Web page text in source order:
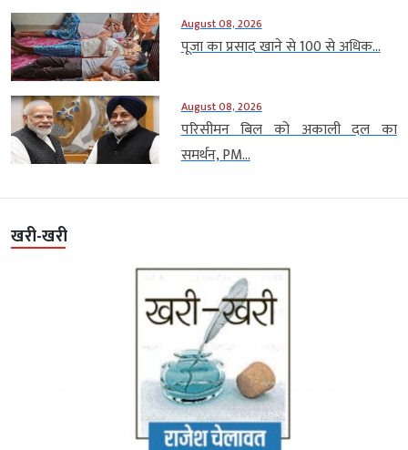
August 08, 2026
पूजा का प्रसाद खाने से 100 से अधिक...
August 08, 2026
परिसीमन बिल को अकाली दल का
समर्थन, PM...
खरी-खरी